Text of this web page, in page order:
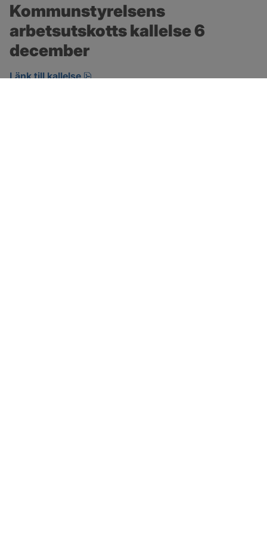
Kommunstyrelsens
arbetsutskotts kallelse 6
december
Länk till kallelse